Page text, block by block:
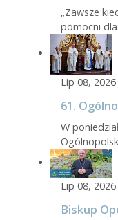
„Zawsze
pomocni
Lip 08, 2026
61.
W
Lip 08, 2026
Biskup